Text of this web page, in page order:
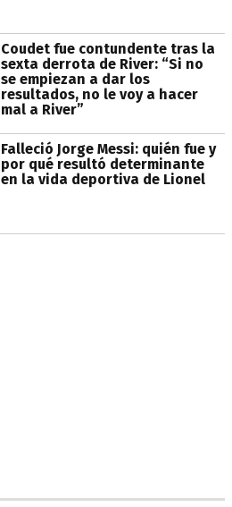
Coudet fue contundente tras la
sexta derrota de River: “Si no
se empiezan a dar los
resultados, no le voy a hacer
mal a River”
Falleció Jorge Messi: quién fue y
por qué resultó determinante
en la vida deportiva de Lionel